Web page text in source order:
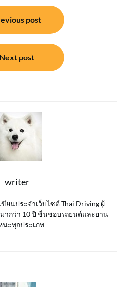
post
Next post
writer
ขียนประจำเว็บไซต์ Thai Driving ผู้
ากว่า 10 ปี ชื่นชอบรถยนต์และยาน
นะทุกประเภท